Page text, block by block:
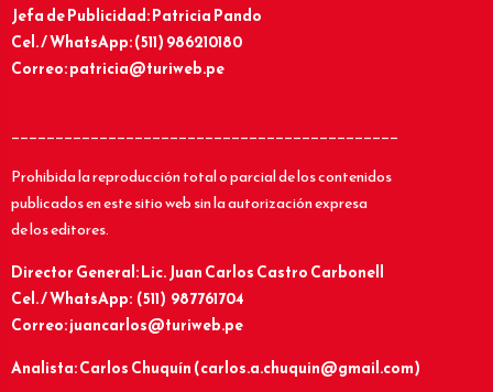
Jefa de Publicidad: Patricia Pando
Cel. / WhatsApp: (511) 986210180
Correo: patricia@turiweb.pe
____________________________________________
Prohibida la reproducción total o parcial de los contenidos
publicados en este sitio web sin la autorización expresa
de los editores.
Director General: Lic.Juan Carlos Castro Carbonell
Cel. / WhatsApp: (511) 987761704
Correo: juancarlos@turiweb.pe
Analista: Carlos Chuquín (carlos.a.chuquin@gmail.com)